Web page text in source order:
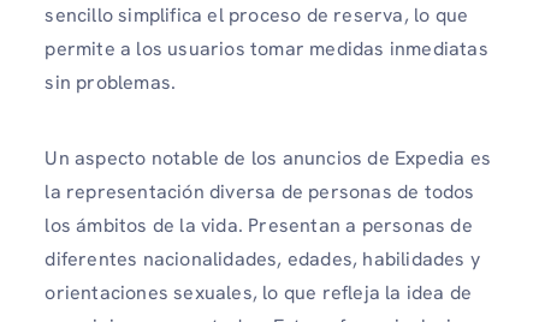
sencillo simplifica el proceso de reserva, lo que
permite a los usuarios tomar medidas inmediatas
sin problemas.
Un aspecto notable de los anuncios de Expedia es
la representación diversa de personas de todos
los ámbitos de la vida. Presentan a personas de
diferentes nacionalidades, edades, habilidades y
orientaciones sexuales, lo que refleja la idea de